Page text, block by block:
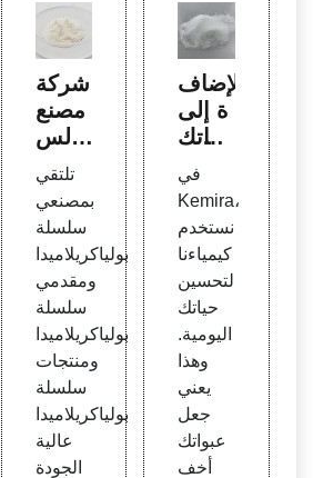
شركة
مصنع
ة لس
لسلة
بولياك
ريلامي
دا
تلتقي
بمصنعي
سلسلة
بولياكريلاميدا
ومقدمي
سلسلة
بولياكريلاميدا
ومنتجات
سلسلة
بولياكريلاميدا
عالية
الجودة
الإضاف
ة إلى
حياتك
اليومي
ة - K
a
في
Kemira،
نستخدم
كيمياءنا
لتحسين
حياتك
اليومية.
وهذا
يعني
جعل
عبواتك
أخف